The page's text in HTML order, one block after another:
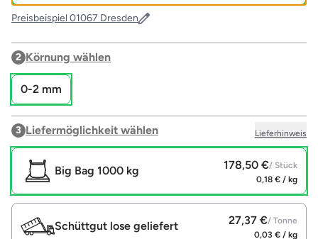
Preisbeispiel 01067 Dresden
2 Körnung wählen
0-2 mm
3 Liefermöglichkeit wählen Lieferhinweis
Big Bag 1000 kg 178,50 €/ Stück
0,18 € / kg
Schüttgut lose geliefert 27,37 €/ Tonne
0,03 € / kg